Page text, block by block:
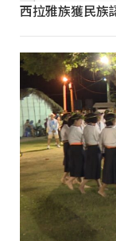
西拉雅族獲民族